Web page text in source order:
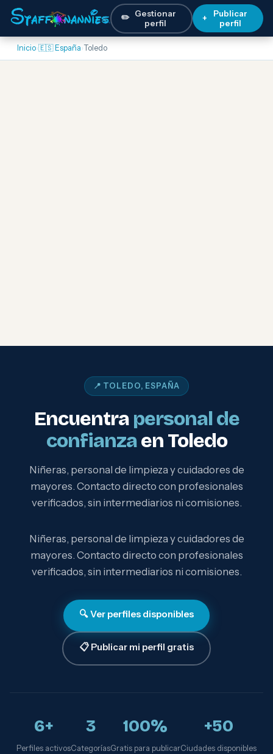
✏️ Gestionar
perfil
+
Publicar
perfil
Inicio›🇪🇸 España›Toledo
📍 TOLEDO, ESPAÑA
Encuentra personal de
confianzaen Toledo
Niñeras, personal de limpieza y cuidadores de
mayores. Contacto directo con profesionales
verificados, sin intermediarios ni comisiones.
Niñeras, personal de limpieza y cuidadores de
mayores. Contacto directo con profesionales
verificados, sin intermediarios ni comisiones.
🔍 Ver perfiles disponibles
📋 Publicar mi perfil gratis
6+
Perfiles activos
3
Categorías
100%
Gratis para publicar
+50
Ciudades disponibles